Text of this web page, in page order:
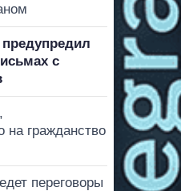
с
на гражданство
переговоры